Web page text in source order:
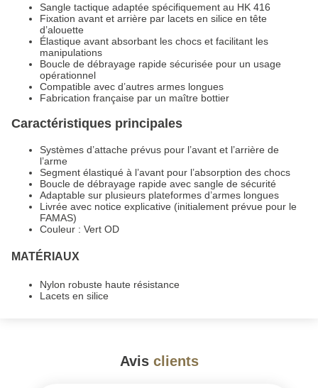
Sangle tactique adaptée spécifiquement au HK 416
Fixation avant et arrière par lacets en silice en tête
d’alouette
Élastique avant absorbant les chocs et facilitant les
manipulations
Boucle de débrayage rapide sécurisée pour un usage
opérationnel
Compatible avec d’autres armes longues
Fabrication française par un maître bottier
Caractéristiques principales
Systèmes d’attache prévus pour l’avant et l’arrière de
l’arme
Segment élastiqué à l’avant pour l’absorption des chocs
Boucle de débrayage rapide avec sangle de sécurité
Adaptable sur plusieurs plateformes d’armes longues
Livrée avec notice explicative (initialement prévue pour le
FAMAS)
Couleur : Vert OD
MATÉRIAUX
Nylon robuste haute résistance
Lacets en silice
Avis clients